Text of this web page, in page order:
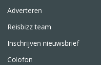
Adverteren
Reisbizz team
Inschrijven nieuwsbrief
Colofon